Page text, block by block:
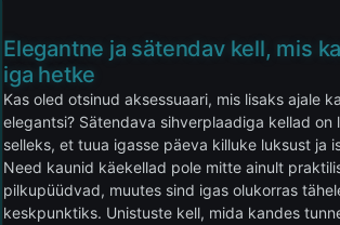
Elegantne ja sätendav kell, mis
iga hetke
Kas oled otsinud aksessuaari, mis lisaks ajale
elegantsi? Sätendava sihverplaadiga kellad on
selleks, et tuua igasse päeva killuke luksust ja
Need kaunid käekellad pole mitte ainult
pilkupüüdvad, muutes sind igas olukorras
keskpunktiks. Unistuste kell, mida kandes